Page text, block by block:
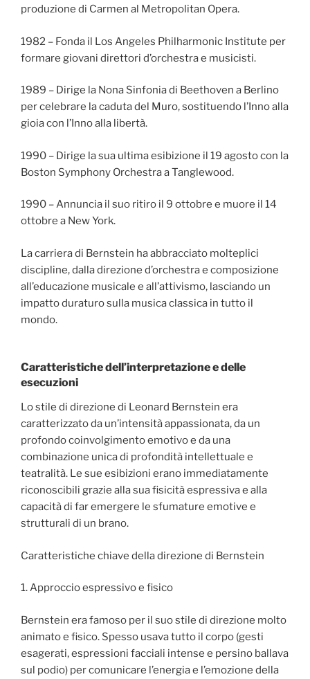
produzione di Carmen al Metropolitan Opera.
1982 – Fonda il Los Angeles Philharmonic Institute per
formare giovani direttori d’orchestra e musicisti.
1989 – Dirige la Nona Sinfonia di Beethoven a Berlino
per celebrare la caduta del Muro, sostituendo l’Inno alla
gioia con l’Inno alla libertà.
1990 – Dirige la sua ultima esibizione il 19 agosto con la
Boston Symphony Orchestra a Tanglewood.
1990 – Annuncia il suo ritiro il 9 ottobre e muore il 14
ottobre a New York.
La carriera di Bernstein ha abbracciato molteplici
discipline, dalla direzione d’orchestra e composizione
all’educazione musicale e all’attivismo, lasciando un
impatto duraturo sulla musica classica in tutto il
mondo.
Caratteristiche dell’interpretazione e delle
esecuzioni
Lo stile di direzione di Leonard Bernstein era
caratterizzato da un’intensità appassionata, da un
profondo coinvolgimento emotivo e da una
combinazione unica di profondità intellettuale e
teatralità. Le sue esibizioni erano immediatamente
riconoscibili grazie alla sua fisicità espressiva e alla
capacità di far emergere le sfumature emotive e
strutturali di un brano.
Caratteristiche chiave della direzione di Bernstein
1. Approccio espressivo e fisico
Bernstein era famoso per il suo stile di direzione molto
animato e fisico. Spesso usava tutto il corpo (gesti
esagerati, espressioni facciali intense e persino ballava
sul podio) per comunicare l’energia e l’emozione della